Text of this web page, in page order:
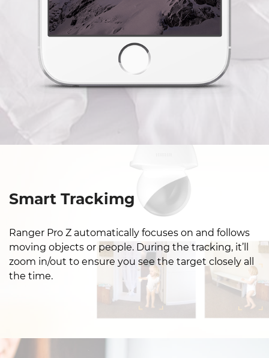
Smart Trackimg
Ranger Pro Z automatically focuses on and follows
moving objects or people. During the tracking, it’ll
zoom in/out to ensure you see the target closely all
the time.